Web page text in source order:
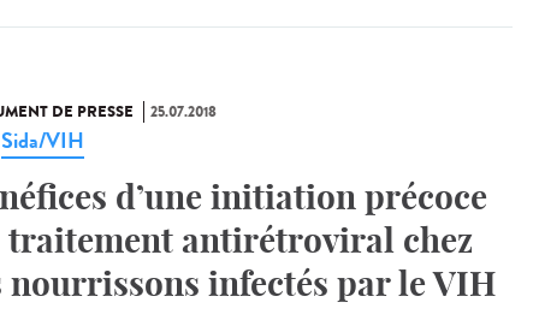
DE PRESSE 25.07.2018
Sida/VIH
d’une initiation précoce
traitement antirétroviral chez
nourrissons infectés par le VIH